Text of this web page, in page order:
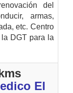
del
armas,
etc. Centro
DGT para la
El